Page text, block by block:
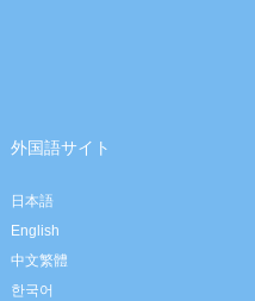
外国語サイト
日本語
English
中文繁體
한국어